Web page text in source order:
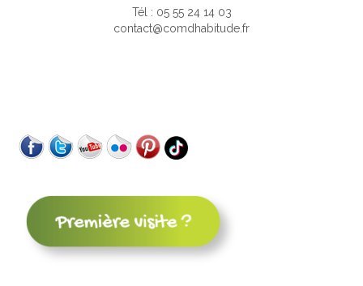
Tél : 05 55 24 14 03
contact@comdhabitude.fr